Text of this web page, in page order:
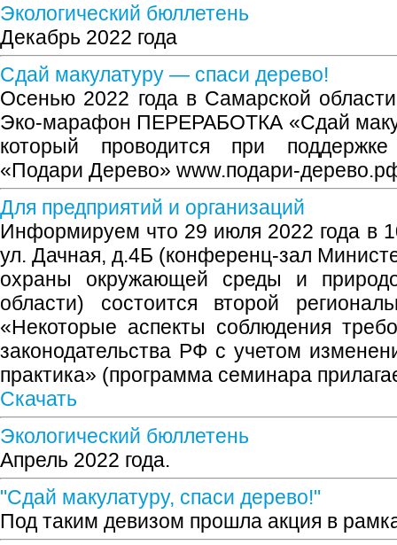
Экологический бюллетень
Декабрь 2022 года
Сдай макулатуру — спаси дерево!
Осенью 2022 года в Самарской
Эко-марафон ПЕРЕРАБОТКА «Сдай
который проводится при
«Подари Дерево» www.подари-
Для предприятий и организаций
Информируем что 29 июля 2022 года в
ул. Дачная, д.4Б (конференц-зал
охраны окружающей среды и
области) состоится второй
«Некоторые аспекты соблюдения
законодательства РФ с учетом
практика» (программа семинара
Скачать
Экологический бюллетень
Апрель 2022 года.
"Сдай макулатуру, спаси дерево!"
Под таким девизом прошла акция в